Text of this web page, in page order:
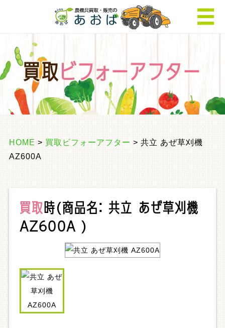
買取 ビフォーアフター
HOME > 買取ビフォーアフター > 共立 あぜ草刈機
AZ600A
買取 時(商品名： 共立 あぜ草刈機
AZ600A )